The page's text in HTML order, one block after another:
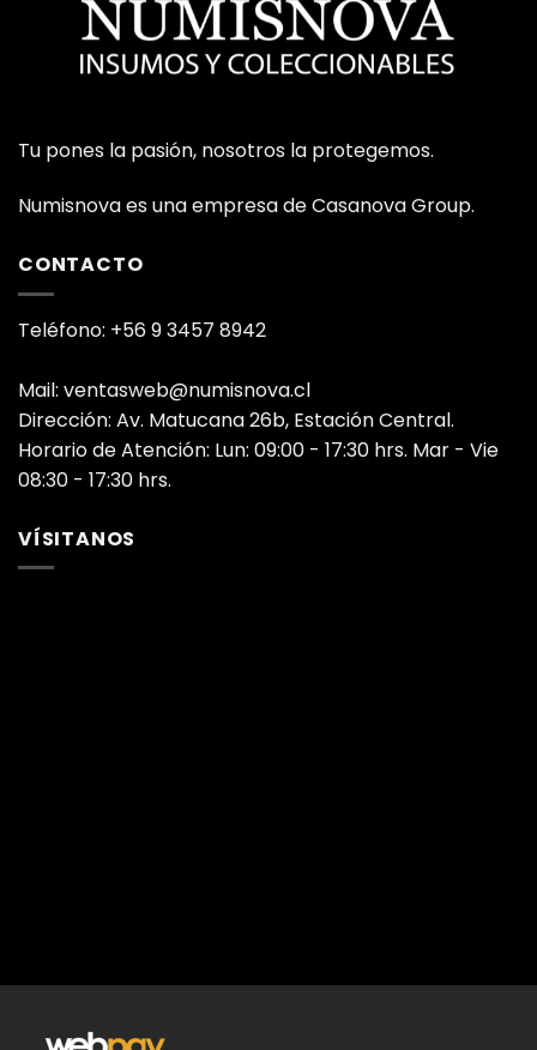
Tu pones la pasión, nosotros la protegemos.
Numisnova es una empresa de Casanova Group.
CONTACTO
Teléfono: +56 9 3457 8942
Mail: ventasweb@numisnova.cl
Dirección: Av. Matucana 26b, Estación Central.
Horario de Atención: Lun: 09:00 - 17:30 hrs. Mar - Vie
08:30 - 17:30 hrs.
VÍSITANOS